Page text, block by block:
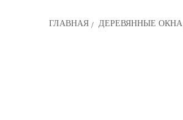
ГЛАВНАЯ ДЕРЕВЯННЫЕ ОКНА